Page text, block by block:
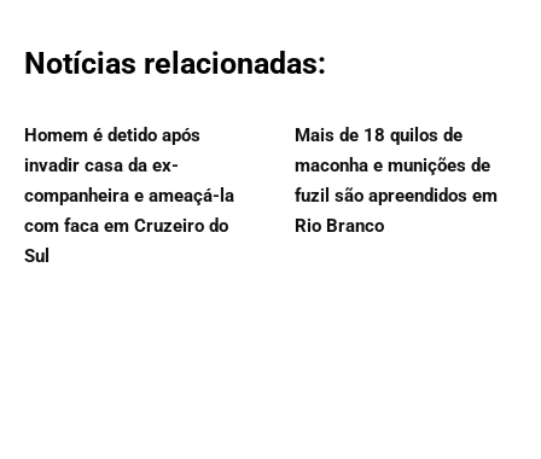
Notícias relacionadas:
Homem é detido após
invadir casa da ex-
companheira e ameaçá-la
com faca em Cruzeiro do
Sul
Mais de 18 quilos de
maconha e munições de
fuzil são apreendidos em
Rio Branco